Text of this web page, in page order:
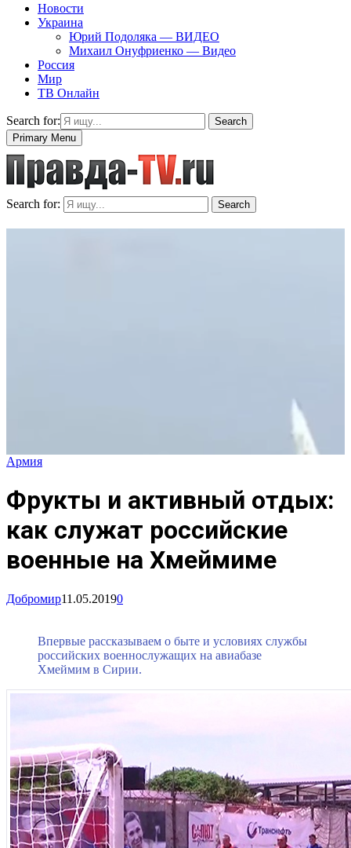
Новости
Украина
Юрий Подоляка — ВИДЕО
Михаил Онуфриенко — Видео
Россия
Мир
ТВ Онлайн
Search for:
Search
Primary Menu
Search for: Search
Армия
Фрукты и активный отдых:
как служат российские
военные на Хмеймиме
Добромир11.05.20190
Впервые рассказываем о быте и условиях службы
российских военнослужащих на авиабазе
Хмеймим в Сирии.